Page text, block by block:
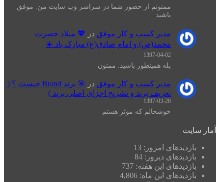
ممنونم از حضور شما در سراسر وب سایت من. موفق
باشید
مدیر کسب و کار موفق در
💖 میلاد حضرت
محمد(ص) و امام صادق(ع) مبارک باد ☀️
1397-04-02
بله همینطور باشید. ممنون
مدیر کسب و کار موفق در
🎯 برند Brand چیست ؟ (
تعریف برند و تشریح اجزای اصلی برند )
1397-03-28
خوشحالم که موثر هستم
آمار سایت
بازدیدهای امروز: 13
بازدیدهای دیروز: 84
بازدیدهای این هفته: 737
بازدیدهای این ماه: 4,806